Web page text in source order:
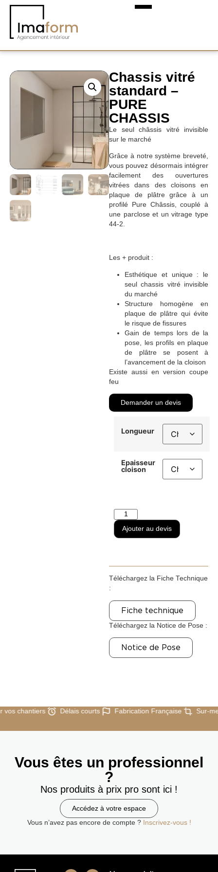
Chassis vitré
standard –
PURE
CHASSIS
Le seul châssis vitré invisible
sur le marché
Grâce à notre système breveté,
vous pouvez désormais intégrer
facilement des ouvertures
vitrées dans des cloisons en
plaque de plâtregrâce à un
profilé Pure Châssis, couplé à
une parclose et un vitrage type
44-2.
Les + produit :
Esthétique et unique : le
seul chassis vitré invisible
du marché
Structure homogène en
plaque de plâtre qui évite
le risque de fissures
Gain de temps lors de la
pose, les profils en plaque
de plâtre se posent à
l’avancement de la cloison
Existe aussi en version coupe
feu
Demander un devis
Longueur
Epaisseur
cloison
Ajouter au devis
Téléchargez la Fiche Technique
:
Fiche technique
Téléchargez la Notice de Pose :
Notice de Pose
vos chantiers Délais courts Fabrication Française Sur-
Vous êtes un professionnel
?
Nos produits à prix pro sont ici !
Accédez à votre espace
Vous n’avez pas encore de compte ? Inscrivez-vous !